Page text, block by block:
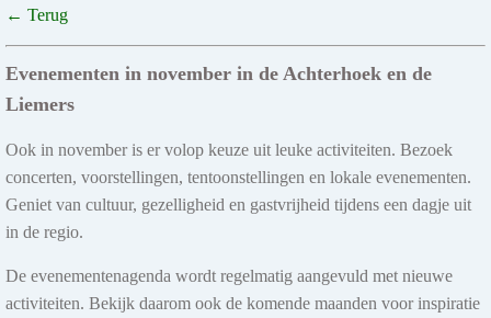
← Terug
Evenementen in november in de Achterhoek en de
Liemers
Ook in november is er volop keuze uit leuke activiteiten. Bezoek
concerten, voorstellingen, tentoonstellingen en lokale evenementen.
Geniet van cultuur, gezelligheid en gastvrijheid tijdens een dagje uit
in de regio.
De evenementenagenda wordt regelmatig aangevuld met nieuwe
activiteiten. Bekijk daarom ook de komende maanden voor inspiratie